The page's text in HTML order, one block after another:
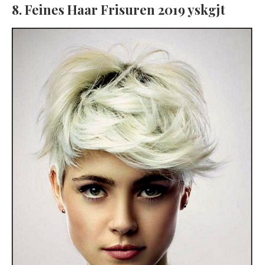
8. Feines Haar Frisuren 2019 yskgjt